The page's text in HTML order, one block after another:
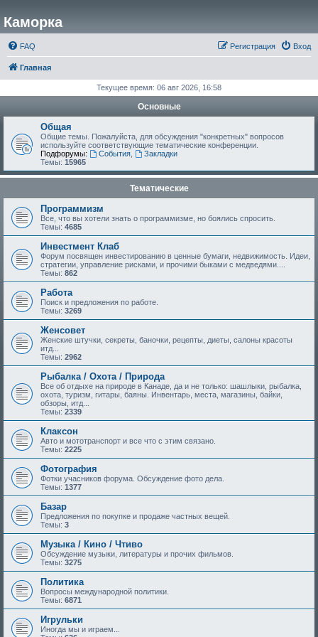
Каморка
FAQ Вход
Регистрация
Главная
Текущее время: 06 авг 2026, 16:58
Основные
Общая
Общие темы. Пожалуйста, для обсуждения "конкретных" вопросов
используйте соответствующие тематические конференции.
Подфорумы:
События,
Закладки
Темы: 15965
Тематические
Программизм
Все, что вы хотели знать о программизме, но боялись спросить.
Темы: 4685
Инвестмент Клаб
Форум посвящен инвестированию в ценные бумаги, недвижимость. Идеи,
стратегии, управление рисками, и прочими быками с медведями....
Темы: 862
Работа
Поиск и предложения по работе.
Темы: 3269
Женсовет
Женские штучки, секреты, баночки, рецепты, диеты, салоны красоты
итд...
Темы: 2962
Рыбалка / Охота / Природа
Все об отдыхе на природе в Канаде, да и не только: шашлыки, рыбалка,
охота, туризм, гитары, баяны. Инвентарь, места, магазины, байки,
обзоры, итд...
Темы: 2339
Клаксон
Авто и мототранспорт и все что с этим связано.
Темы: 2225
Фотография
Фотки учасников форума. Обсуждение фото дела.
Темы: 1377
Базар
Предложения по покупке и продаже частных вещей.
Темы: 3
Музыка / Кино / Чтиво
Обсуждение музыки, литературы и прочих фильмов.
Темы: 3275
Политика
Вопросы международной политики.
Темы: 6871
Игрульки
Иногда мы и играем...